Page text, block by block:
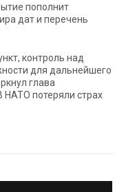
пополнит
дат и перечень
контроль над
для дальнейшего
глава
НАТО потеряли страх